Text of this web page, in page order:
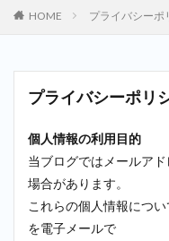
HOME プライバシーポ
プライバシーポリ
個人情報の利用目的
当ブログではメールア
場合があります。
これらの個人情報につ
を電子メールで